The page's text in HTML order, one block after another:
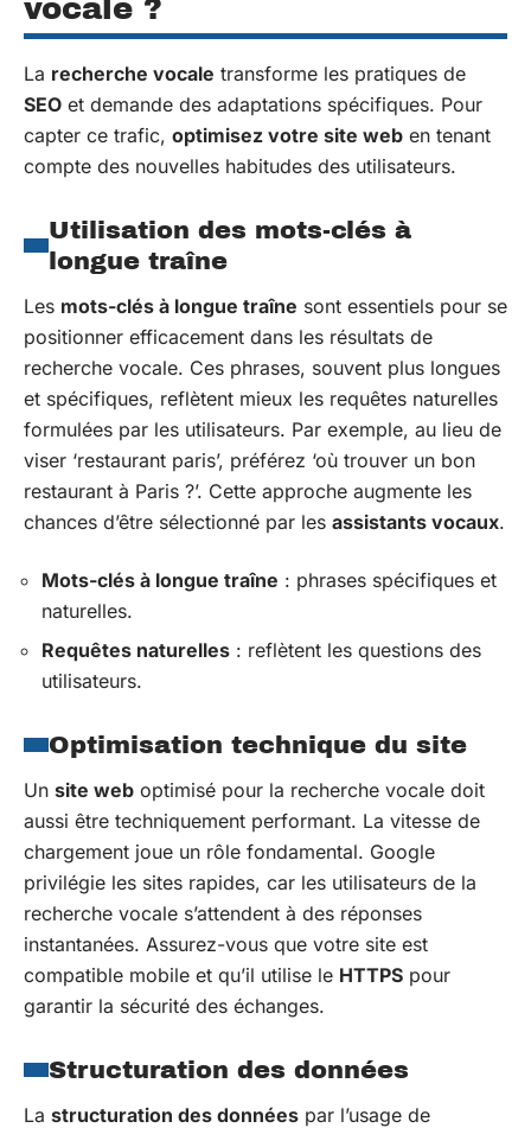
vocale ?
La recherche vocale transforme les pratiques de
SEO et demande des adaptations spécifiques. Pour
capter ce trafic, optimisez votre site web en tenant
compte des nouvelles habitudes des utilisateurs.
Utilisation des mots-clés à
longue traîne
Les mots-clés à longue traîne sont essentiels pour se
positionner efficacement dans les résultats de
recherche vocale. Ces phrases, souvent plus longues
et spécifiques, reflètent mieux les requêtes naturelles
formulées par les utilisateurs. Par exemple, au lieu de
viser ‘restaurant paris’, préférez ‘où trouver un bon
restaurant à Paris ?’. Cette approche augmente les
chances d’être sélectionné par les assistants vocaux.
Mots-clés à longue traîne : phrases spécifiques et
naturelles.
Requêtes naturelles : reflètent les questions des
utilisateurs.
Optimisation technique du site
Un site web optimisé pour la recherche vocale doit
aussi être techniquement performant. La vitesse de
chargement joue un rôle fondamental. Google
privilégie les sites rapides, car les utilisateurs de la
recherche vocale s’attendent à des réponses
instantanées. Assurez-vous que votre site est
compatible mobile et qu’il utilise le HTTPS pour
garantir la sécurité des échanges.
Structuration des données
La structuration des données par l’usage de